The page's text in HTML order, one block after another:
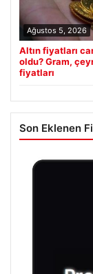
Ağustos 5, 2026
Altın fiyatları
oldu? Gram,
fiyatları
Son Eklenen